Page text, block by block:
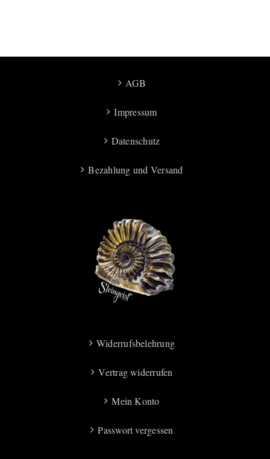
AGB
Impressum
Datenschutz
Bezahlung und Versand
Widerrufsbelehrung
Vertrag widerrufen
Mein Konto
Passwort vergessen